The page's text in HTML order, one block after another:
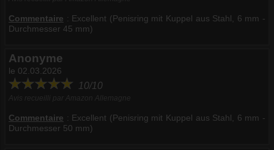
Commentaire : Excellent (Penisring mit Kuppel aus Stahl, 6 mm -
Durchmesser 45 mm)
Anonyme
le 02.03.2026
10/10
Commentaire : Excellent (Penisring mit Kuppel aus Stahl, 6 mm -
Durchmesser 50 mm)